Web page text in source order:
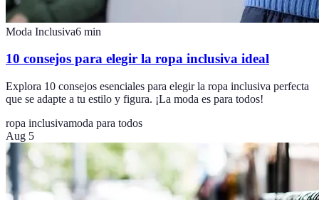
Moda Inclusiva6 min
10 consejos para elegir la ropa inclusiva ideal
Explora 10 consejos esenciales para elegir la ropa inclusiva perfecta
que se adapte a tu estilo y figura. ¡La moda es para todos!
ropa inclusivamoda para todos
Aug 5